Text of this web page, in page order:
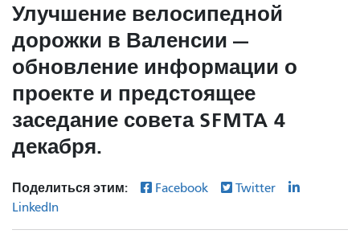
Улучшение велосипедной
дорожки в Валенсии —
обновление информации о
проекте и предстоящее
заседание совета SFMTA 4
декабря.
Поделиться этим: Facebook
Twitter
LinkedIn